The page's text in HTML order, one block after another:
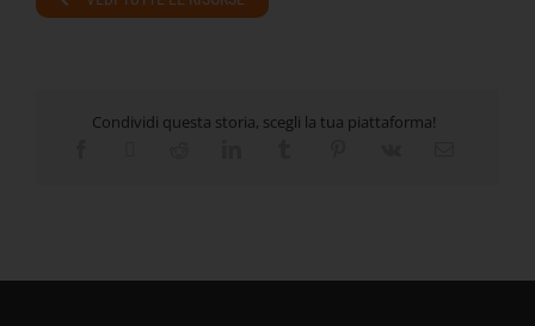
Condividi questa storia, scegli la tua piattaforma!